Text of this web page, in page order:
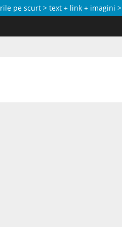
pe scurt > text + link + imagini >